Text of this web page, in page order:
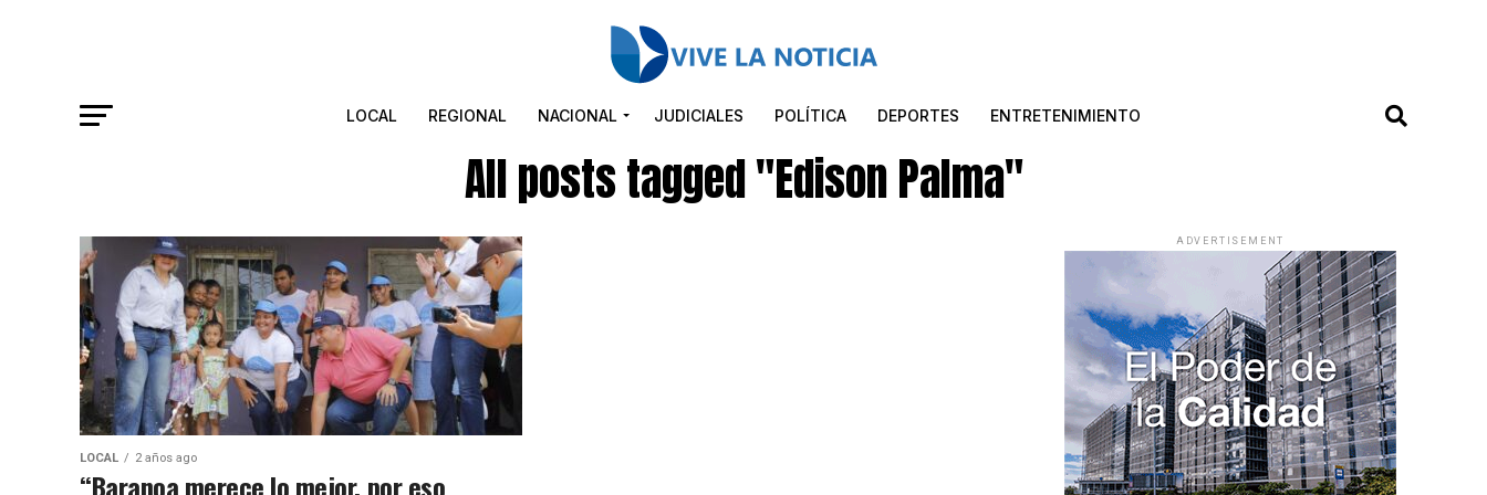
LOCAL REGIONAL NACIONAL JUDICIALES POLÍTICA DEPORTES ENTRETENIMIENTO
All posts tagged "Edison Palma"
LOCAL 2 años ago
“Baranoa merece lo mejor, por eso
ADVERTISEMENT